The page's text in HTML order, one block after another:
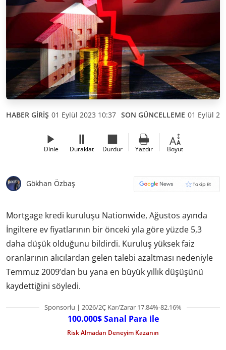
HABER GİRİŞ 01 Eylül 2023 10:37 SON GÜNCELLEME 01 Eylül
Dinle Duraklat Durdur Yazdır Boyut
Gökhan Özbaş
Mortgage kredi kuruluşu Nationwide, Ağustos ayında
İngiltere ev fiyatlarının bir önceki yıla göre yüzde 5,3
daha düşük olduğunu bildirdi. Kuruluş yüksek faiz
oranlarının alıcılardan gelen talebi azaltması nedeniyle
Temmuz 2009’dan bu yana en büyük yıllık düşüşünü
kaydettiğini söyledi.
Sponsorlu | 2026/2Ç Kar/Zarar 17.84%-82.16%
100.000$ Sanal Para ile
Risk Almadan Deneyim Kazanın